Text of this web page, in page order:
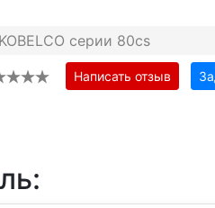
серии 80cs
Написать отзыв